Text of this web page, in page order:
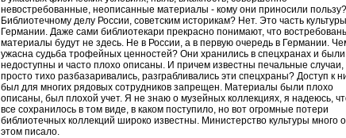
невостребованные, неописанные материалы - кому они приносили пользу?
Библиотечному делу России, советским историкам? Нет. Это часть культуры
Германии. Даже сами библиотекари прекрасно понимают, что
материалы будут не здесь. Не в России, а в первую очередь в Германии.
ужасна судьба трофейных ценностей? Они хранились в спецхранах и были
недоступны и часто плохо описаны. И причем известны печальные случаи,
просто тихо разбазаривались, разграбливались эти спецхраны? Доступ к
был для многих рядовых сотрудников запрещен. Материалы были плохо
описаны, был плохой учет. Я не знаю о музейных коллекциях, я надеюсь,
все сохранилось в том виде, в каком поступило, но вот огромные потери
библиотечных коллекций широко известны. Министерство культуры много
этом писало.